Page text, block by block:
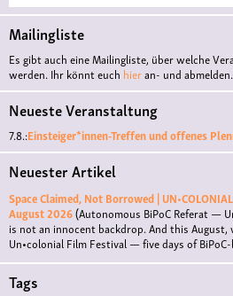
Mailingliste
Es gibt auch eine Mailingliste, über welche
werden. Ihr könnt euch hieran- und abmelden.
Neueste Veranstaltung
7.8.:Einsteiger*innen-Treffen und offenes
Neuester Artikel
Space Claimed, Not Borrowed |
August 2026(Autonomous BiPoC Referat —
is not an innocent backdrop. And this August,
Un•colonial Film Festival — five days of
Tags